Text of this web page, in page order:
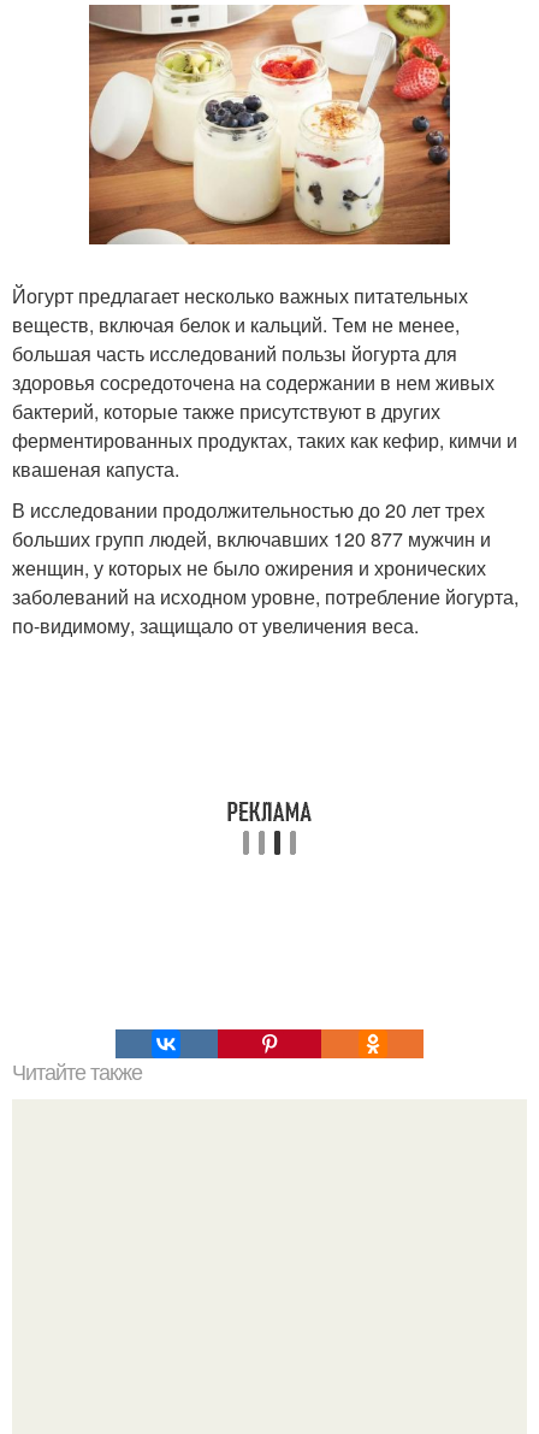
Йогурт предлагает несколько важных питательных
веществ, включая белок и кальций. Тем не менее,
большая часть исследований пользы йогурта для
здоровья сосредоточена на содержании в нем живых
бактерий, которые также присутствуют в других
ферментированных продуктах, таких как кефир, кимчи и
квашеная капуста.
В исследовании продолжительностью до 20 лет трех
больших групп людей, включавших 120 877 мужчин и
женщин, у которых не было ожирения и хронических
заболеваний на исходном уровне, потребление йогурта,
по-видимому, защищало от увеличения веса.
Читайте также